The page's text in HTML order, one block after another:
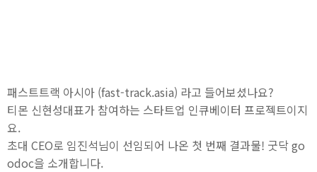
패스트트랙 아시아 (fast-track.asia) 라고 들어보셨나요?
티몬 신현성대표가 참여하는 스타트업 인큐베이터 프로젝트이지
요.
초대 CEO로 임진석님이 선임되어 나온 첫 번째 결과물! 굿닥 go
odoc을 소개합니다.